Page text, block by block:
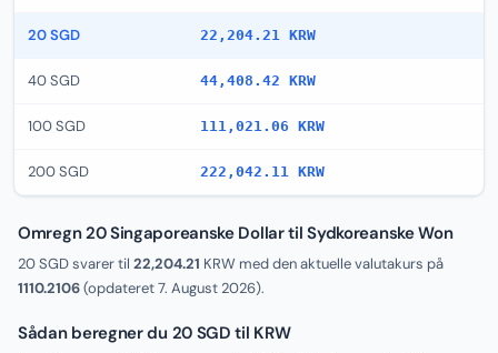
20 SGD 22,204.21 KRW
40 SGD 44,408.42 KRW
100 SGD 111,021.06 KRW
200 SGD 222,042.11 KRW
Omregn 20 Singaporeanske Dollar til Sydkoreanske Won
20 SGD svarer til 22,204.21 KRW med den aktuelle valutakurs på
1110.2106(opdateret7. August 2026).
Sådan beregner du 20 SGD til KRW